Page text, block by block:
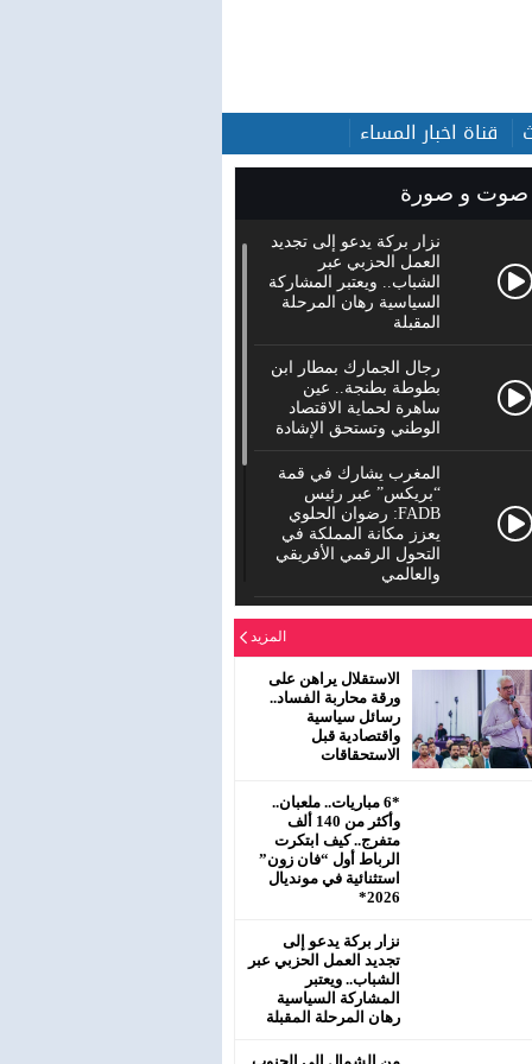
قناة اخبار المساء
صوت و صورة
نزار بركة يدعو إلى تجديد
العمل الحزبي عبر
الشباب.. ويعتبر المشاركة
السياسية رهان المرحلة
المقبلة
رجال الجمارك بمطار ابن
بطوطة بطنجة.. عين
ساهرة لحماية الاقتصاد
الوطني وتستحق الإشادة
المغرب يشارك في قمة
“بريكس” عبر رئيس
FADB: رضوان الحلوي
يعزز مكانة المملكة في
التحول الرقمي الأفريقي
والعالمي
الدورة العادية للمجلس
الإقليمي لحزب الاستقلال
بمفتشية عين الشق
سيدي معروف
رئيس جماعة البروج /
اقليم سطات : لا يحترم
جلالة الملك محمد
المزيد
الاستقلال يراهن على
ورقة محاربة الفساد..
رسائل سياسية
واقتصادية قبل
الاستحقاقات
*6 مباريات.. ملعبان..
وأكثر من 140 ألف
متفرج.. كيف ابتكرت
الرباط أول “فان زون”
استثنائية في مونديال
2026*
نزار بركة يدعو إلى
تجديد العمل الحزبي عبر
الشباب.. ويعتبر
المشاركة السياسية
رهان المرحلة المقبلة